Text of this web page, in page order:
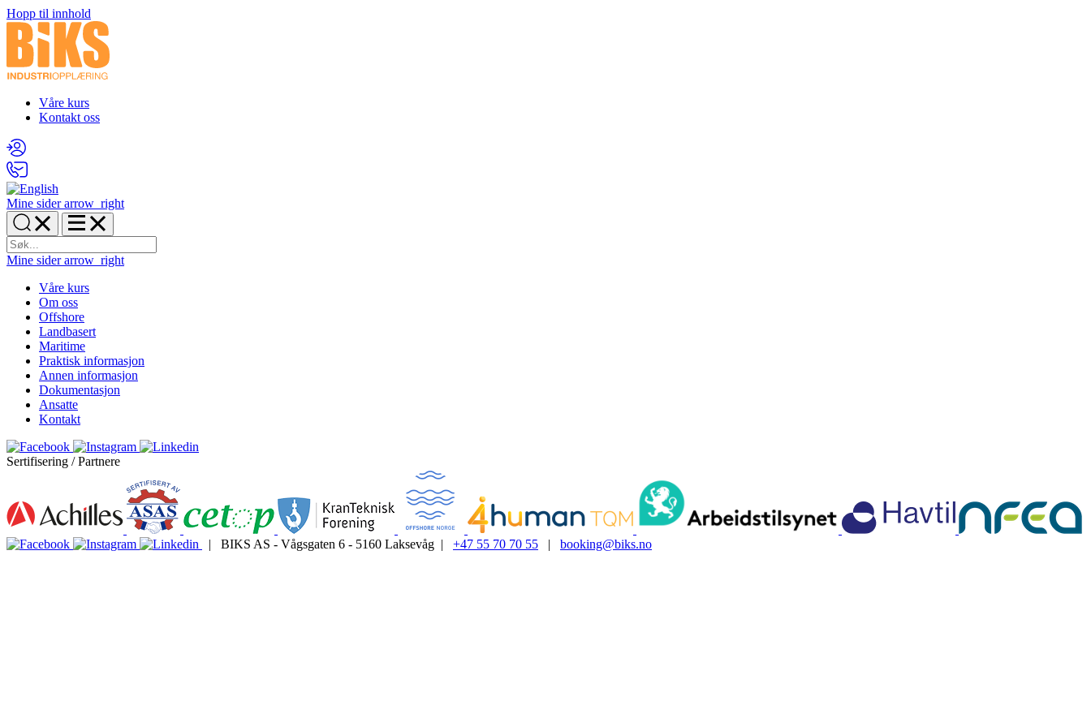
Hopp til innhold
Våre kurs
Kontakt oss
Mine sider arrow_right
Mine sider arrow_right
Våre kurs
Om oss
Offshore
Landbasert
Maritime
Praktisk informasjon
Annen informasjon
Dokumentasjon
Ansatte
Kontakt
Sertifisering / Partnere
| BIKS AS - Vågsgaten 6 - 5160 Laksevåg | +47 55 70 70 55 | booking@biks.no